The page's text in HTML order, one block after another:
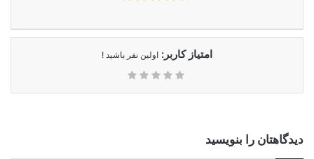
امتیاز کاربر: اولین نفر باشید !
دیدگاهتان را بنویسید